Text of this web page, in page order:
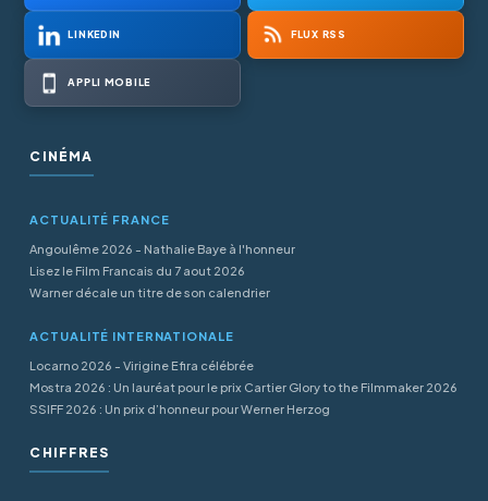
LINKEDIN FLUX RSS
APPLI MOBILE
CINÉMA
ACTUALITÉ FRANCE
Angoulême 2026 - Nathalie Baye à l'honneur
Lisez le Film Francais du 7 aout 2026
Warner décale un titre de son calendrier
ACTUALITÉ INTERNATIONALE
Locarno 2026 - Virigine Efira célébrée
Mostra 2026 : Un lauréat pour le prix Cartier Glory to the Filmmaker 2026
SSIFF 2026 : Un prix d’honneur pour Werner Herzog
CHIFFRES